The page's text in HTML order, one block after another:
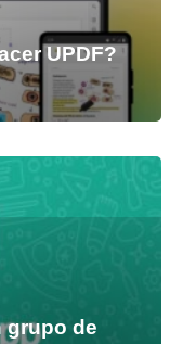
UPDF?
grupo de